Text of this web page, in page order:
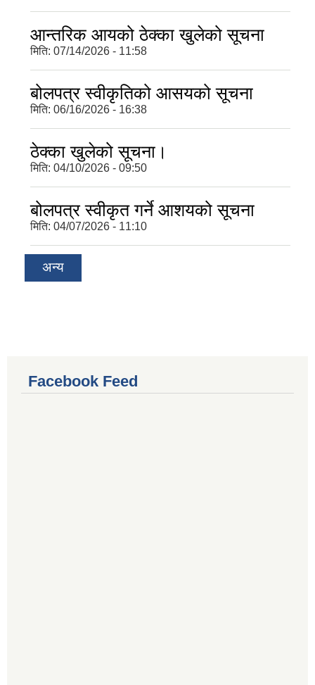
आन्तरिक आयको ठेक्का खुलेको सूचना
मिति: 07/14/2026 - 11:58
बोलपत्र स्वीकृतिको आसयको सूचना
मिति: 06/16/2026 - 16:38
ठेक्का खुलेको सूचना।
मिति: 04/10/2026 - 09:50
बोलपत्र स्वीकृत गर्ने आशयको सूचना
मिति: 04/07/2026 - 11:10
अन्य
Facebook Feed